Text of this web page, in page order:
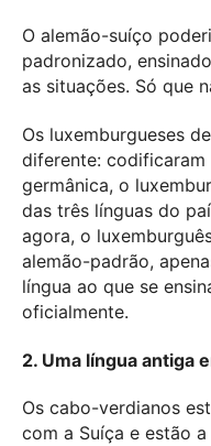
O alemão-suíço
padronizado,
as situações. Só que
Os luxemburgueses
diferente:
germânica, o
das três línguas do
agora, o
alemão-padrão,
língua ao que se
oficialmente.
2. Uma língua antiga
Os cabo-verdianos
com a Suíça e estão